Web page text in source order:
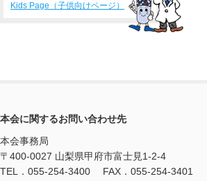
Kids Page（子供向けページ）
本会に関するお問い合わせ先
本会事務局
〒400-0027 山梨県甲府市富士見1-2-4
TEL．055-254-3400 FAX．055-254-3401